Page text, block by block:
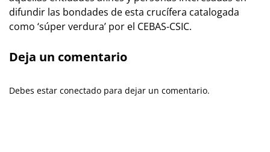
difundir las bondades de esta crucífera catalogada
como ‘súper verdura’ por el CEBAS-CSIC.
Deja un comentario
Debes estar conectado para dejar un comentario.